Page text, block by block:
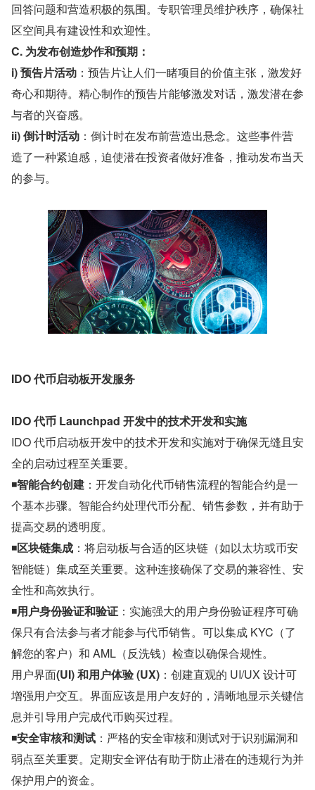
回答问题和营造积极的氛围。专职管理员维护秩序，确保社
区空间具有建设性和欢迎性。
C. 为发布创造炒作和预期：
i) 预告片活动 ：预告片让人们一睹项目的价值主张，激发好
奇心和期待。精心制作的预告片能够激发对话，激发潜在参
与者的兴奋感。
ii) 倒计时活动 ：倒计时在发布前营造出悬念。这些事件营
造了一种紧迫感，迫使潜在投资者做好准备，推动发布当天
的参与。
IDO 代币启动板开发服务
IDO 代币 Launchpad 开发中的技术开发和实施
IDO 代币启动板开发中的技术开发和实施对于确保无缝且安
全的启动过程至关重要。
◾智能合约创建 ：开发自动化代币销售流程的智能合约是一
个基本步骤。智能合约处理代币分配、销售参数，并有助于
提高交易的透明度。
◾区块链集成 ：将启动板与合适的区块链（如以太坊或币安
智能链）集成至关重要。这种连接确保了交易的兼容性、安
全性和高效执行。
◾用户身份验证和验证 ：实施强大的用户身份验证程序可确
保只有合法参与者才能参与代币销售。可以集成 KYC（了
解您的客户）和 AML（反洗钱）检查以确保合规性。
用户界面(UI) 和用户体验 (UX) ：创建直观的 UI/UX 设计可
增强用户交互。界面应该是用户友好的，清晰地显示关键信
息并引导用户完成代币购买过程。
◾安全审核和测试 ：严格的安全审核和测试对于识别漏洞和
弱点至关重要。定期安全评估有助于防止潜在的违规行为并
保护用户的资金。